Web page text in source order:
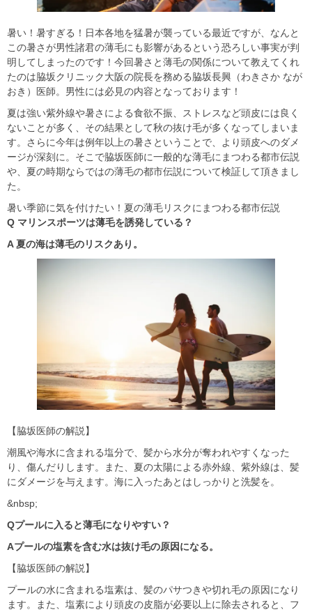
暑い！暑すぎる！日本各地を猛暑が襲っている最近ですが、なんと
この暑さが男性諸君の薄毛にも影響があるという恐ろしい事実が判
明してしまったのです！今回暑さと薄毛の関係について教えてくれ
たのは脇坂クリニック大阪の院長を務める脇坂長興（わきさか なが
おき）医師。男性には必見の内容となっております！
夏は強い紫外線や暑さによる食欲不振、ストレスなど頭皮には良く
ないことが多く、その結果として秋の抜け毛が多くなってしまいま
す。さらに今年は例年以上の暑さということで、より頭皮へのダメ
ージが深刻に。そこで脇坂医師に一般的な薄毛にまつわる都市伝説
や、夏の時期ならではの薄毛の都市伝説について検証して頂きまし
た。
暑い季節に気を付けたい！夏の薄毛リスクにまつわる都市伝説
Q マリンスポーツは薄毛を誘発している？
A 夏の海は薄毛のリスクあり。
【脇坂医師の解説】
潮風や海水に含まれる塩分で、髪から水分が奪われやすくなった
り、傷んだりします。また、夏の太陽による赤外線、紫外線は、髪
にダメージを与えます。海に入ったあとはしっかりと洗髪を。
&nbsp;
Qプールに入ると薄毛になりやすい？
Aプールの塩素を含む水は抜け毛の原因になる。
【脇坂医師の解説】
プールの水に含まれる塩素は、髪のパサつきや切れ毛の原因になり
ます。また、塩素により頭皮の皮脂が必要以上に除去されると、フ